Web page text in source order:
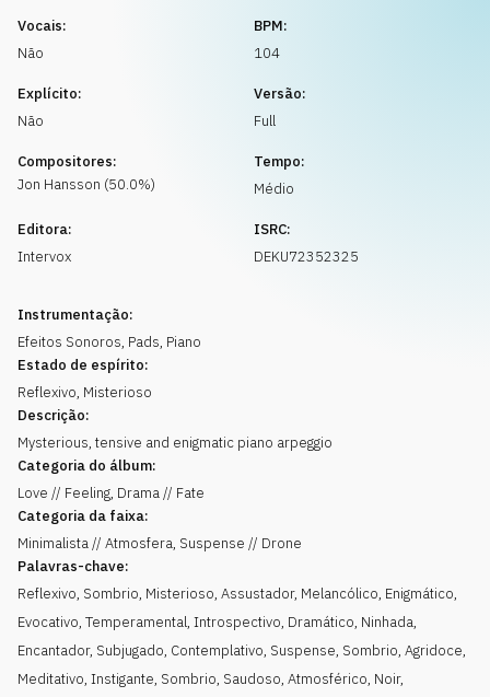
Vocais:
Não
BPM:
104
Explícito:
Não
Versão:
Full
Compositores:
Jon Hansson (50.0%)
Tempo:
Médio
Editora:
Intervox
ISRC:
DEKU72352325
Instrumentação:
Efeitos Sonoros, Pads, Piano
Estado de espírito:
Reflexivo, Misterioso
Descrição:
Mysterious, tensive and enigmatic piano arpeggio
Categoria do álbum:
Love // Feeling, Drama // Fate
Categoria da faixa:
Minimalista // Atmosfera, Suspense // Drone
Palavras-chave:
Reflexivo, Sombrio, Misterioso, Assustador, Melancólico, Enigmático,
Evocativo, Temperamental, Introspectivo, Dramático, Ninhada,
Encantador, Subjugado, Contemplativo, Suspense, Sombrio, Agridoce,
Meditativo, Instigante, Sombrio, Saudoso, Atmosférico, Noir,